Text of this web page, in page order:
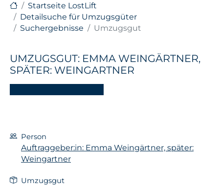
Startseite LostLift
Detailsuche für Umzugsgüter
Suchergebnisse
Umzugsgut
UMZUGSGUT: EMMA WEINGÄRTNER,
SPÄTER: WEINGARTNER
Person
Auftraggeber:in: Emma Weingärtner, später:
Weingartner
Umzugsgut